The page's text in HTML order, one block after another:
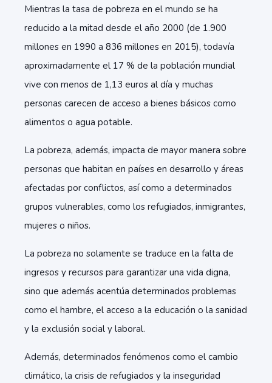
Mientras la tasa de pobreza en el mundo se ha
reducido a la mitad desde el año 2000 (de 1.900
millones en 1990 a 836 millones en 2015), todavía
aproximadamente el 17 % de la población mundial
vive con menos de 1,13 euros al día y muchas
personas carecen de acceso a bienes básicos como
alimentos o agua potable.
La pobreza, además, impacta de mayor manera sobre
personas que habitan en países en desarrollo y áreas
afectadas por conflictos, así como a determinados
grupos vulnerables, como los refugiados, inmigrantes,
mujeres o niños.
La pobreza no solamente se traduce en la falta de
ingresos y recursos para garantizar una vida digna,
sino que además acentúa determinados problemas
como el hambre, el acceso a la educación o la sanidad
y la exclusión social y laboral.
Además, determinados fenómenos como el cambio
climático, la crisis de refugiados y la inseguridad